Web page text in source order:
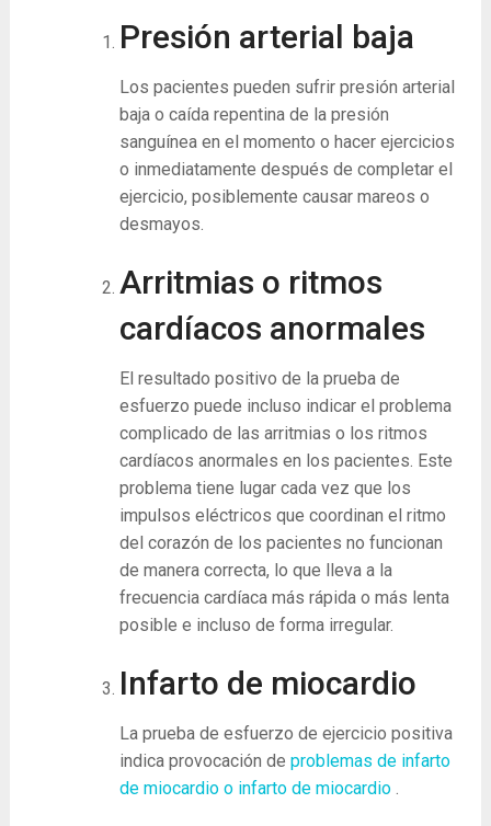
Presión arterial baja
Los pacientes pueden sufrir presión arterial
baja o caída repentina de la presión
sanguínea en el momento o hacer ejercicios
o inmediatamente después de completar el
ejercicio, posiblemente causar mareos o
desmayos.
Arritmias o ritmos
cardíacos anormales
El resultado positivo de la prueba de
esfuerzo puede incluso indicar el problema
complicado de las arritmias o los ritmos
cardíacos anormales en los pacientes. Este
problema tiene lugar cada vez que los
impulsos eléctricos que coordinan el ritmo
del corazón de los pacientes no funcionan
de manera correcta, lo que lleva a la
frecuencia cardíaca más rápida o más lenta
posible e incluso de forma irregular.
Infarto de miocardio
La prueba de esfuerzo de ejercicio positiva
indica provocación de problemas de infarto
de miocardio o infarto de miocardio .